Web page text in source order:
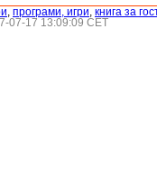
, програми, игри, книга за
07-17 13:09:09 CET